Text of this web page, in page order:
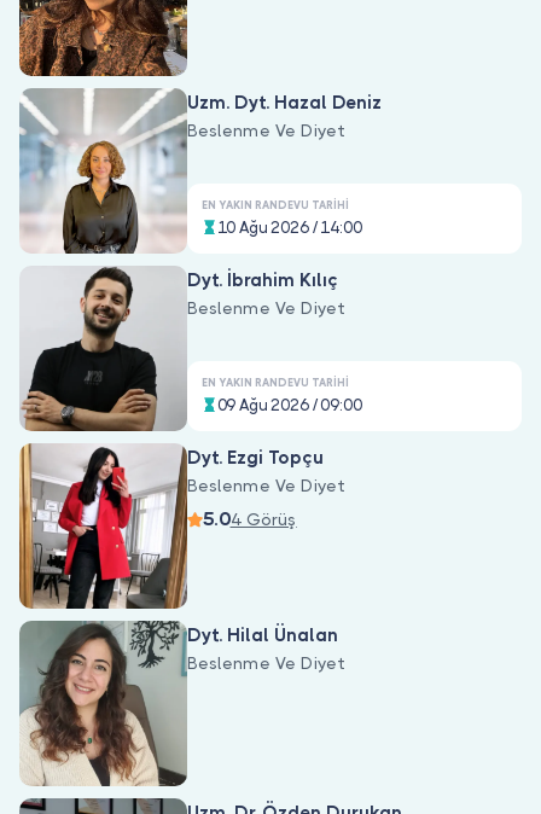
Uzm. Dyt. Hazal Deniz
Beslenme Ve Diyet
EN YAKIN RANDEVU TARIHI
10 Ağu 2026 / 14:00
Dyt. İbrahim Kılıç
Beslenme Ve Diyet
EN YAKIN RANDEVU TARIHI
09 Ağu 2026 / 09:00
Dyt. Ezgi Topçu
Beslenme Ve Diyet
5.04 Görüş
Dyt. Hilal Ünalan
Beslenme Ve Diyet